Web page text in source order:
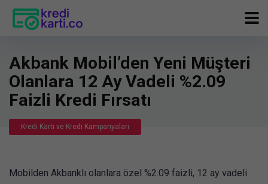
Akbank Mobil’den Yeni Müşteri
Olanlara 12 Ay Vadeli %2.09
Faizli Kredi Fırsatı
Kredi Kartı ve Kredi Kampanyaları
Mobilden Akbanklı olanlara özel %2.09 faizli, 12 ay vadeli